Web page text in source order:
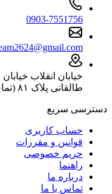
0903-7551756
خیابان انقلاب
طالقانی پلاک ۸۱ (تماس ۰۹۰۰۱۰۲۳۲۴۳+۰۹۰۳۷۵۵۱۷۵6
دسترسی سریع
حساب کاربری
قوانین و مقررات
حریم خصوصی
راهنما
درباره ما
تماس با ما